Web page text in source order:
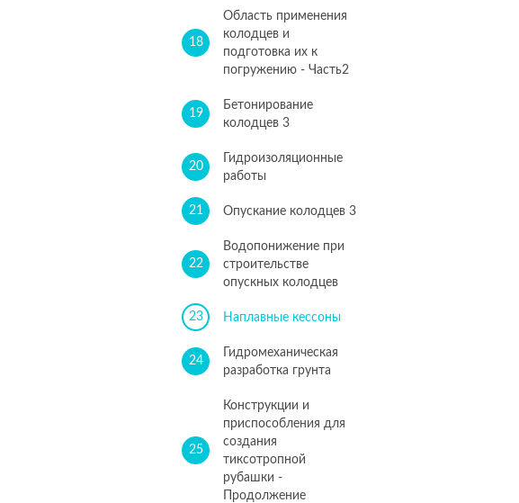
18
Область применения
колодцев и
подготовка их к
погружению - Часть2
19
Бетонирование
колодцев 3
20
Гидроизоляционные
работы
21 Опускание колодцев 3
22
Водопонижение при
строительстве
опускных колодцев
23 Наплавные кессоны
24
Гидромеханическая
разработка грунта
25
Конструкции и
приспособления для
создания
тиксотропной
рубашки -
Продолжение